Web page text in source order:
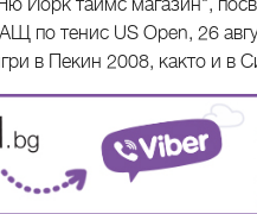
Йорк таймс магазин",
по тенис US Open, 26
в Пекин 2008, както и в